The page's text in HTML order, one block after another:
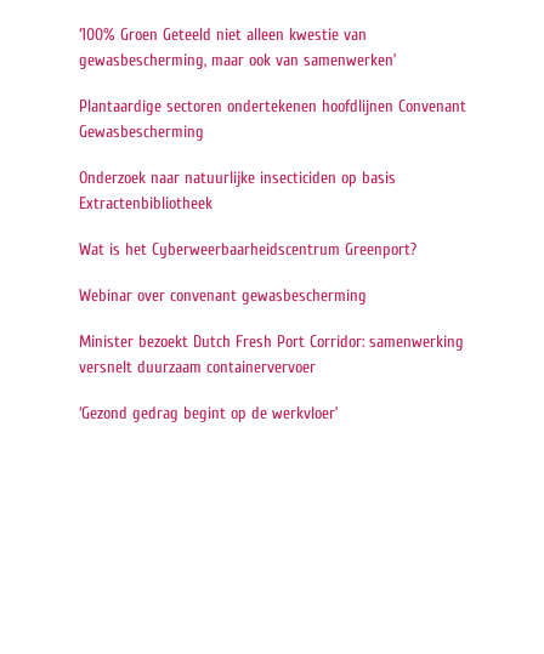
‘100% Groen Geteeld niet alleen kwestie van
gewasbescherming, maar ook van samenwerken’
Plantaardige sectoren ondertekenen hoofdlijnen Convenant
Gewasbescherming
Onderzoek naar natuurlijke insecticiden op basis
Extractenbibliotheek
Wat is het Cyberweerbaarheidscentrum Greenport?
Webinar over convenant gewasbescherming
Minister bezoekt Dutch Fresh Port Corridor: samenwerking
versnelt duurzaam containervervoer
‘Gezond gedrag begint op de werkvloer’